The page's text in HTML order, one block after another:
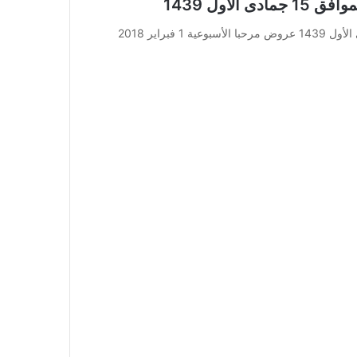
عروض مرحبا الأسبوعية 1 فبراير 2018 الموافق 15 جمادى الأول 1439 عروض مرحبا الأسبوعية 1 فبراير 2018